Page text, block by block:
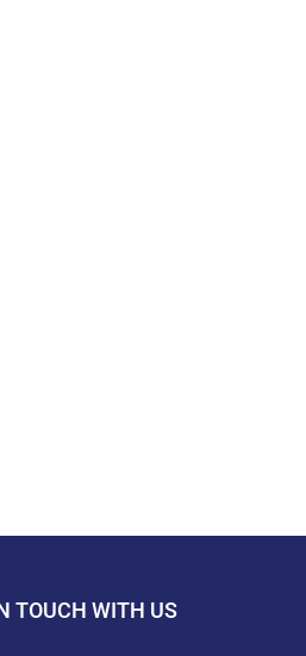
TOUCH WITH US